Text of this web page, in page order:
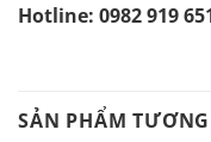
Hotline: 0982 919
SẢN PHẨM